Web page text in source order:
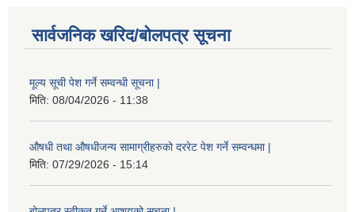
सार्वजनिक खरिद/बोलपत्र सूचना
मूल्य सूची पेश गर्ने सम्वन्धी सूचना |
मिति: 08/04/2026 - 11:38
औषधी तथा औषधीजन्य सामाग्रीहरुको दररेट पेश गर्ने सम्वन्धमा |
मिति: 07/29/2026 - 15:14